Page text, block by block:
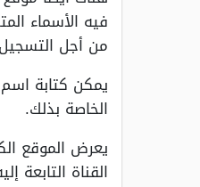
فيه الأسماء
من أجل
يمكن كتابة
الخاصة بذلك.
يعرض الموقع
القناة التابعة